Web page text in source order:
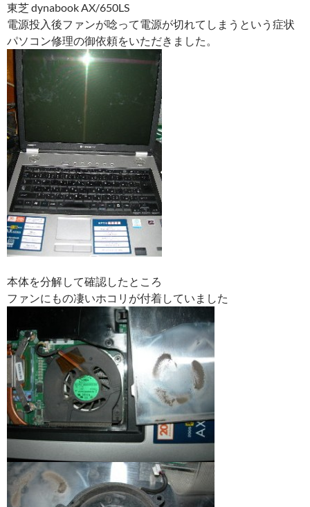
東芝 dynabook AX/650LS
電源投入後ファンが唸って電源が切れてしまうという症状
パソコン修理の御依頼をいただきました。
本体を分解して確認したところ
ファンにもの凄いホコリが付着していました